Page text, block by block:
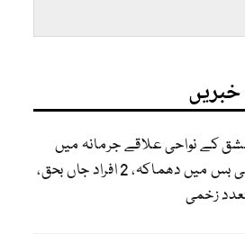
خبریں
کے نواحی علاقے جرمانہ میں
منی بس میں دھماکہ، 2 افراد جاں بحق،
زخمی